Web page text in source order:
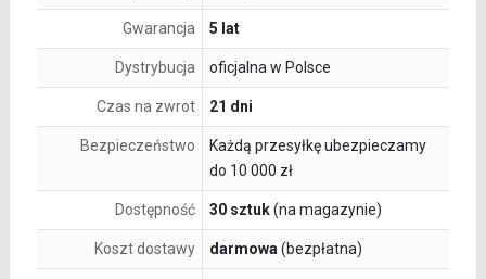
Gwarancja 5 lat
Dystrybucja oficjalna w Polsce
Czas na zwrot 21 dni
Bezpieczeństwo
Każdą przesyłkę ubezpieczamy
do 10 000 zł
Dostępność 30 sztuk(na magazynie)
Koszt dostawy darmowa (bezpłatna)